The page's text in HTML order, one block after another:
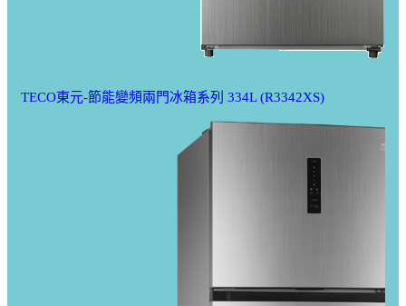
TECO東元-節能變頻兩門冰箱系列 334L (R3342XS)